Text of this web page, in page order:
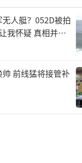
人艇？052D被拍
我怀疑 真相并非
前线猛将接管补